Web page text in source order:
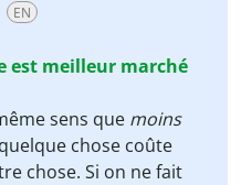
EN
est meilleur marché
sens que moins
chose coûte
chose. Si on ne fait